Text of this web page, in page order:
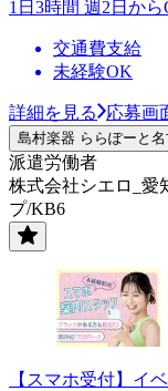
1日3時間 週2日から
交通費支給
未経験OK
詳細を見る 応募画
島村楽器 ららぽーと
派遣労働者
株式会社シエロ_
プ/KB6
【スマホ受付】イ